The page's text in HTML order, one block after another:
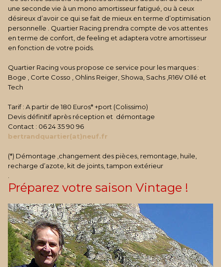
une seconde vie à un mono amortisseur fatigué, ou à ceux
désireux d’avoir ce qui se fait de mieux en terme d’optimisation
personnelle . Quartier Racing prendra compte de vos attentes
en terme de confort, de feeling et adaptera votre amortisseur
en fonction de votre poids.
Quartier Racing vous propose ce service pour les marques :
Boge , Corte Cosso , Ohlins Reiger, Showa, Sachs ,R16V Ollé et
Tech
Tarif : A partir de 180 Euros* +port (Colissimo)
Devis définitif après réception et démontage
Contact : 06 24 35 90 96
bertrandquartier(at)neuf.fr
(*) Démontage ,changement des pièces, remontage, huile,
recharge d’azote, kit de joints, tampon extérieur
Préparez votre saison Vintage !